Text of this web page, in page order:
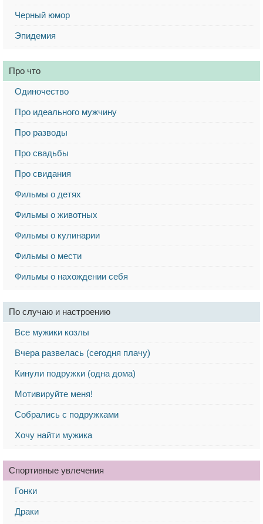
Черный юмор
Эпидемия
Про что
Одиночество
Про идеального мужчину
Про разводы
Про свадьбы
Про свидания
Фильмы о детях
Фильмы о животных
Фильмы о кулинарии
Фильмы о мести
Фильмы о нахождении себя
По случаю и настроению
Все мужики козлы
Вчера развелась (сегодня плачу)
Кинули подружки (одна дома)
Мотивируйте меня!
Собрались с подружками
Хочу найти мужика
Спортивные увлечения
Гонки
Драки